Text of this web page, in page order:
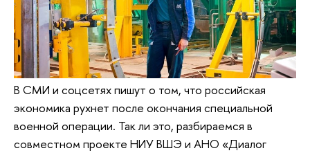
В СМИ и соцсетях пишут о том, что российская
экономика рухнет после окончания специальной
военной операции. Так ли это, разбираемся в
совместном проекте НИУ ВШЭ и АНО «Диалог